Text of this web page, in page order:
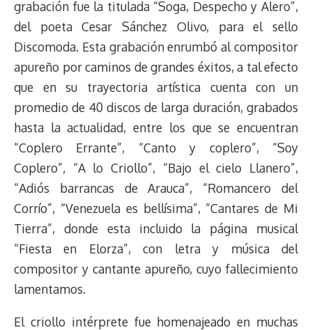
grabación fue la titulada “Soga, Despecho y Alero”,
del poeta Cesar Sánchez Olivo, para el sello
Discomoda. Esta grabación enrumbó al compositor
apureño por caminos de grandes éxitos, a tal efecto
que en su trayectoria artística cuenta con un
promedio de 40 discos de larga duración, grabados
hasta la actualidad, entre los que se encuentran
“Coplero Errante”, “Canto y coplero”, “Soy
Coplero”, “A lo Criollo”, “Bajo el cielo Llanero”,
“Adiós barrancas de Arauca”, “Romancero del
Corrío”, “Venezuela es bellísima”, “Cantares de Mi
Tierra”, donde esta incluido la página musical
“Fiesta en Elorza”, con letra y música del
compositor y cantante apureño, cuyo fallecimiento
lamentamos.
El criollo intérprete fue homenajeado en muchas